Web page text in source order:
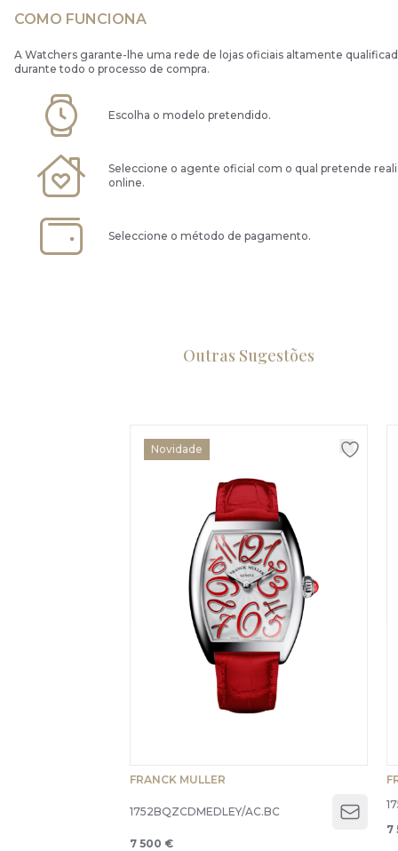
COMO FUNCIONA
A Watchers garante-lhe uma rede de lojas oficiais altamente
durante todo o processo de compra.
Escolha o modelo pretendido.
Seleccione o agente oficial com o qual pretende
online.
Seleccione o método de pagamento.
Outras Sugestões
Novidade
FRANCK MULLER
1752BQZCDMEDLEY/AC.BC
Open
7 500 €
7